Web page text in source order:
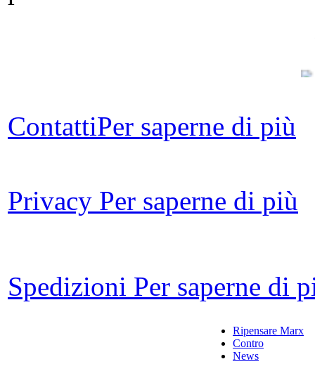
ContattiPer saperne di più
Privacy Per saperne di più
Spedizioni Per saperne di
Ripensare Marx
Contro
News